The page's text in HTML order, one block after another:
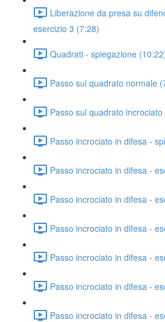
Liberazione da presa su
esercizio 3 (7:28)
Quadrati - spiegazione
Passo sul quadrato normale
Passo sul quadrato
Passo incrociato in difesa -
Passo incrociato in difesa -
Passo incrociato in difesa -
Passo incrociato in difesa -
Passo incrociato in difesa -
Passo incrociato in difesa -
Passo incrociato in difesa -